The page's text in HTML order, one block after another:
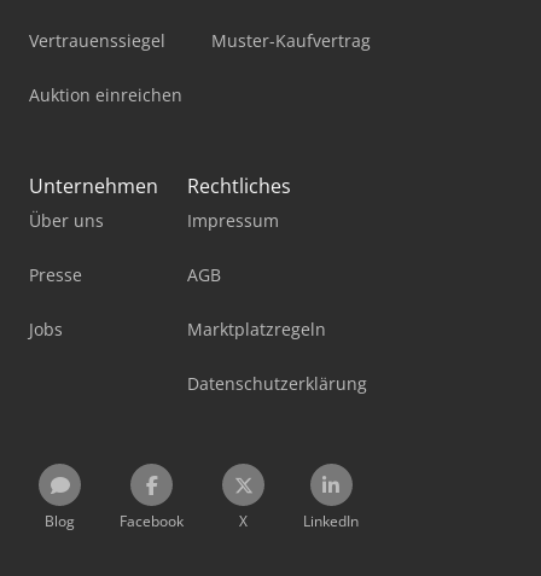
Vertrauenssiegel
Auktion einreichen
Muster-Kaufvertrag
Unternehmen
Über uns
Presse
Jobs
Rechtliches
Impressum
AGB
Marktplatzregeln
Datenschutzerklärung
Blog Facebook X LinkedIn